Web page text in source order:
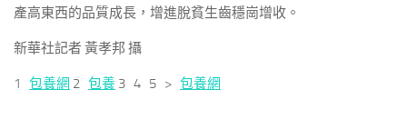
產高東西的品質成長，增進脫貧生齒穩崗增收。
新華社記者 黃孝邦 攝
1 包養網 2 包養 3 4 5 > 包養網